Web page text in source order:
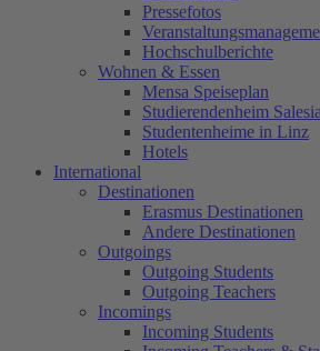
Pressefotos
Hochschulberichte
Wohnen & Essen
Mensa Speiseplan
Studierendenheim
Studentenheime in Linz
Hotels
International
Destinationen
Erasmus Destinationen
Andere Destinationen
Outgoings
Outgoing Students
Outgoing Teachers
Incomings
Incoming Students